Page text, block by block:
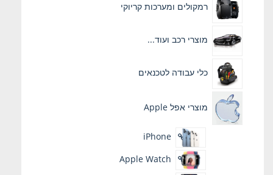
רמקולים ומערכות קריוקי
מוצרי רכב ועוד...
כלי עבודה לטכנאים
מוצרי אפל Apple
iPhone
Apple Watch